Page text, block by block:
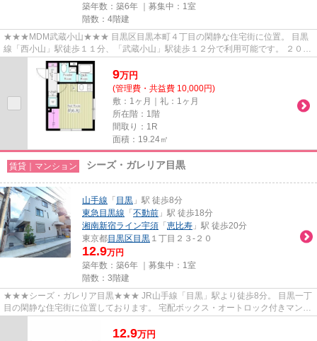
築年数：築6年 ｜募集中： 1室
階数：4階建
★★★MDM武蔵小山★★★ 目黒区目黒本町４丁目の閑静な住宅街に位置。 目黒
線「西小山」駅徒歩１１分、「武蔵小山」駅徒歩１２分で利用可能です。 ２０２
０年完成の築浅マンション。 住んだ...
9万円
(管理費・共益費 10,000円)
敷：1ヶ月｜礼：1ヶ月
所在階：1階
間取り：1R
面積：19.24㎡
賃貸｜マンション シーズ・ガレリア目黒
山手線 「 目黒 」駅 徒歩8分
東急目黒線 「 不動前 」駅 徒歩18分
湘南新宿ライン宇須 「 恵比寿 」駅 徒歩20分
東京都目黒区 目黒 １丁目２３-２０
12.9万円
築年数：築6年 ｜募集中： 1室
階数：3階建
★★★シーズ・ガレリア目黒★★★ JR山手線「目黒」駅より徒歩8分。 目黒一丁
目の閑静な住宅街に位置しております。 宅配ボックス・オートロック付きマンシ
12.9万円